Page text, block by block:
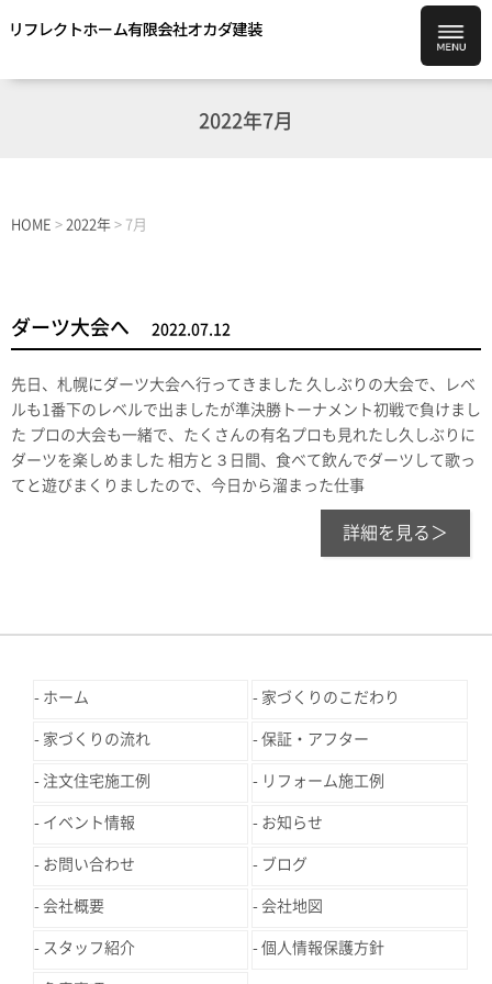
2022年7月
HOME > 2022年 > 7月
ダーツ大会へ 2022.07.12
先日、札幌にダーツ大会へ行ってきました 久しぶりの大会で、レベ
ルも1番下のレベルで出ましたが準決勝トーナメント初戦で負けまし
た プロの大会も一緒で、たくさんの有名プロも見れたし久しぶりに
ダーツを楽しめました 相方と３日間、食べて飲んでダーツして歌っ
てと遊びまくりましたので、今日から溜まった仕事
詳細を見る＞
ホーム 家づくりのこだわり
家づくりの流れ 保証・アフター
注文住宅施工例 リフォーム施工例
イベント情報 お知らせ
お問い合わせ ブログ
会社概要 会社地図
スタッフ紹介 個人情報保護方針